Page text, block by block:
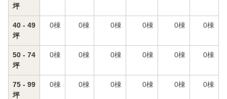
坪
40 - 49
坪
0棟 0棟 0棟 0棟 0棟 0棟
50 - 74
坪
0棟 0棟 0棟 0棟 0棟 0棟
75 - 99
坪
0棟 0棟 0棟 0棟 0棟 0棟